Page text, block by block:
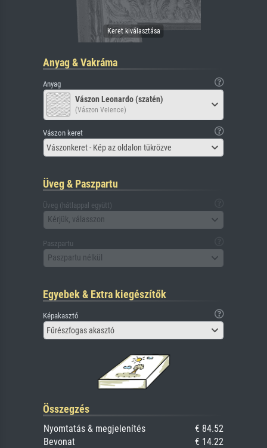
Anyag & Vakráma
Anyag
Vászon Leonardo (szatén)
(Vászon Velence)
Vászon keret
Vászonkeret - Kép az oldalon tükrözve
Üveg & Paszpartu
Üveg (hátlappal együtt)
Kérjük, válasszon
Paszpartu
Paszpartu nélkül
Egyebek & Extra kiegészítők
Képakasztó
Fűrészfogas akasztó
Összegzés
Nyomtatás & megjelenítés
€ 84.52
Bevonat
€ 14.22